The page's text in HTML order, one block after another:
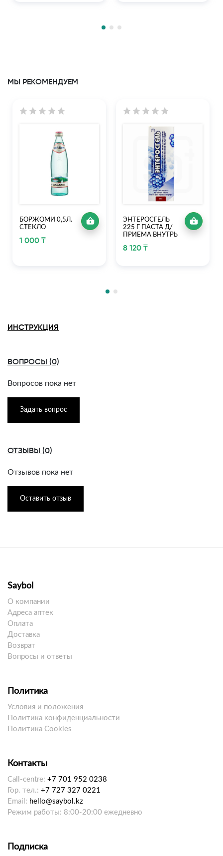
МЫ РЕКОМЕНДУЕМ
БОРЖОМИ 0,5Л.
СТЕКЛО
1 000 ₸
ЭНТЕРОСГЕЛЬ
225 Г ПАСТА Д/
ПРИЕМА ВНУТРЬ
8 120 ₸
ИНСТРУКЦИЯ
ВОПРОСЫ (0)
Вопросов пока нет
Задать вопрос
ОТЗЫВЫ (0)
Отзывов пока нет
Оставить отзыв
Saybol
О компании
Адреса аптек
Оплата
Доставка
Возврат
Вопросы и ответы
Политика
Условия и положения
Политика конфиденциальности
Политика Cookies
Контакты
Call-centre: +7 701 952 0238
Гор. тел.: +7 727 327 0221
Email: hello@saybol.kz
Режим работы: 8:00-20:00 ежедневно
Подписка